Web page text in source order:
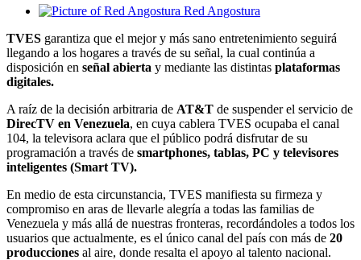
Red Angostura
TVES garantiza que el mejor y más sano entretenimiento seguirá
llegando a los hogares a través de su señal, la cual continúa a
disposición en señal abierta y mediante las distintas plataformas
digitales.
A raíz de la decisión arbitraria de AT&T de suspender el servicio de
DirecTV en Venezuela, en cuya cablera TVES ocupaba el canal
104, la televisora aclara que el público podrá disfrutar de su
programación a través de smartphones, tablas, PC y televisores
inteligentes (Smart TV).
En medio de esta circunstancia, TVES manifiesta su firmeza y
compromiso en aras de llevarle alegría a todas las familias de
Venezuela y más allá de nuestras fronteras, recordándoles a todos los
usuarios que actualmente, es el único canal del país con más de 20
producciones al aire, donde resalta el apoyo al talento nacional.